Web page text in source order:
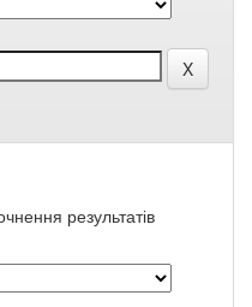
результатів